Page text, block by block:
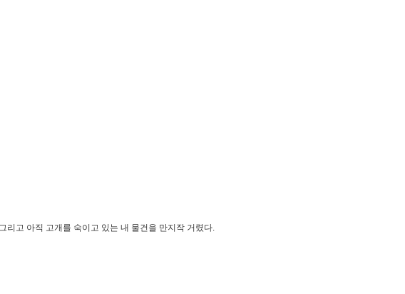
리고 아직 고개를 숙이고 있는 내 물건을 만지작 거렸다.